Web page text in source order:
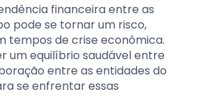
financeira entre as
pode se tornar um risco,
tempos de crise econômica.
um equilíbrio saudável entre
entre as entidades do
se enfrentar essas